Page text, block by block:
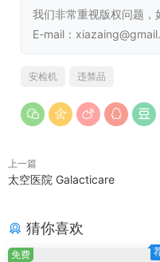
绩效总结：每天接
洞察。通过绩效总
发现不足之处，不
可以用来购买升级
级，你可以提升自
各种安检挑战。
的行李筛查和手动
游戏中能够体验到
我们非常重视版权问题，
E-mail：
安检机 违禁品
上一篇
太空医院 Galacticare
猜你喜欢
免费